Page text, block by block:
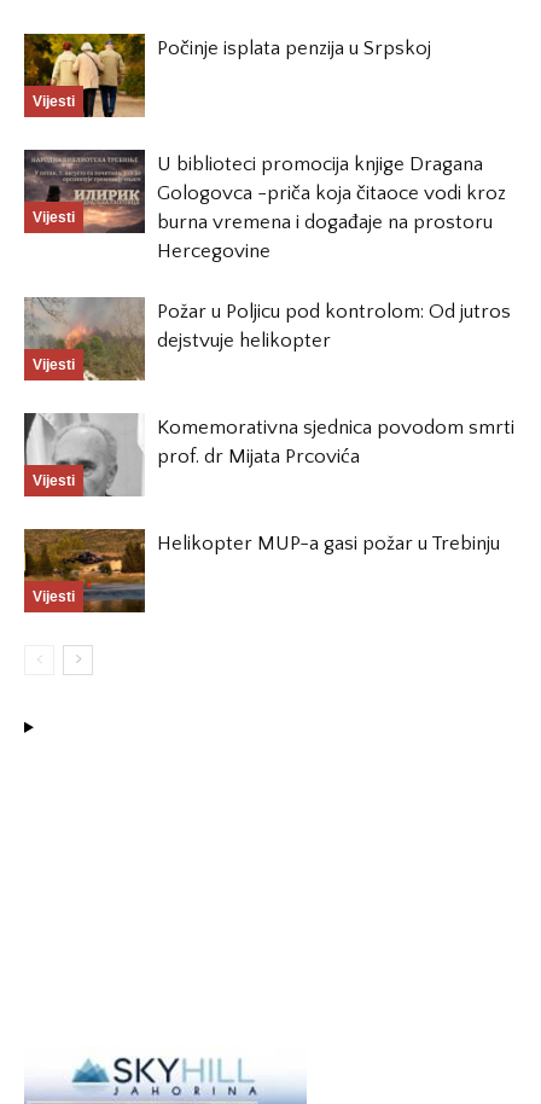
Vijesti
Počinje isplata penzija u Srpskoj
Vijesti
U biblioteci promocija knjige Dragana
Gologovca -priča koja čitaoce vodi kroz
burna vremena i događaje na prostoru
Hercegovine
Vijesti
Požar u Poljicu pod kontrolom: Od jutros
dejstvuje helikopter
Vijesti
Komemorativna sjednica povodom smrti
prof. dr Mijata Prcovića
Vijesti
Helikopter MUP-a gasi požar u Trebinju